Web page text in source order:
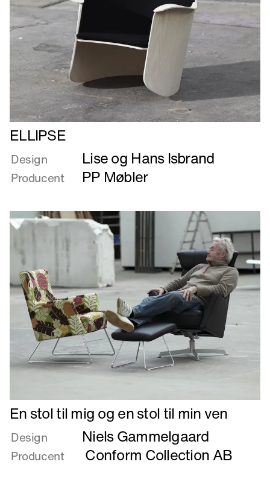
Læs
mere
om
ELLIPSE
ELLIPSE
Design Lise og Hans Isbrand
Producent PP Møbler
Læs
mere
om
En
stol
En stol til mig og en stol til min ven
Design Niels Gammelgaard
Producent Conform Collection AB